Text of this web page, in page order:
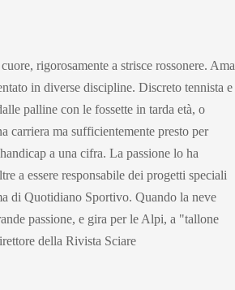
rigorosamente a strisce rossonere. Ama
in diverse discipline. Discreto tennista e
palline con le fossette in tarda età, o
carriera ma sufficientemente presto per
a una cifra. La passione lo ha
a essere responsabile dei progetti speciali
di Quotidiano Sportivo. Quando la neve
passione, e gira per le Alpi, a "tallone
della Rivista Sciare